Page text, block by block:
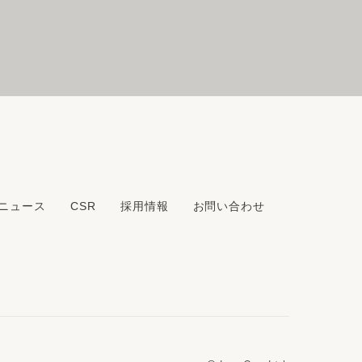
ュース CSR 採用情報 お問い合わせ